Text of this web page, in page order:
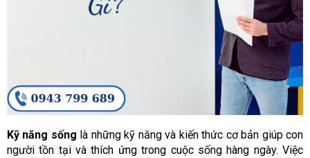
Kỹ năng sống là những kỹ năng và kiến thức cơ bản giúp con
người tồn tại và thích ứng trong cuộc sống hàng ngày. Việc